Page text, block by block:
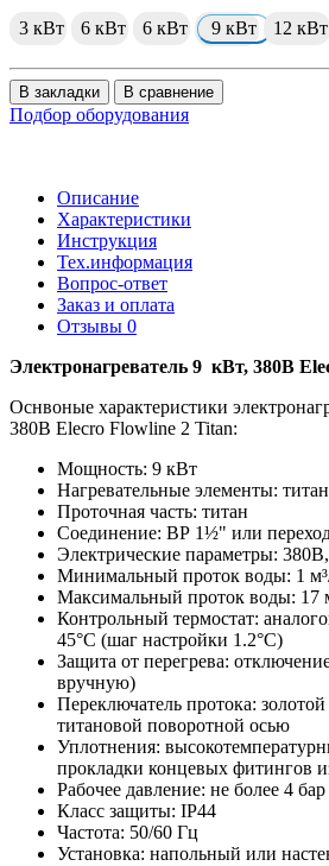
3 кВт 6 кВт 6 кВт 9 кВт 12 кВт
В закладки В сравнение
Подбор оборудования
Описание
Характеристики
Инструкция
Тех.информация
Вопрос-ответ
Заказ и оплата
Отзывы 0
Электронагреватель 9 кВт, 380В
Оснвоные характеристики
380В Elecro Flowline 2 Titan:
Мощность: 9 кВт
Нагревательные элементы: титан
Проточная часть: титан
Соединение: ВР 1½" или
Электрические параметры:
Минимальный проток воды: 1
Максимальный проток воды: 17
Контрольный термостат:
45°C (шаг настройки 1.2°C)
Защита от перегрева:
вручную)
Переключатель протока:
титановой поворотной осью
Уплотнения:
прокладки концевых фитингов
Рабочее давление: не более 4 бар
Класс защиты: IP44
Частота: 50/60 Гц
Установка: напольный или